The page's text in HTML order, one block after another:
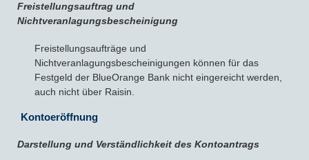
Freistellungsauftrag und
Nichtveranlagungsbescheinigung
Freistellungsaufträge und
Nichtveranlagungsbescheinigungen können für das
Festgeld der BlueOrange Bank nicht eingereicht werden,
auch nicht über Raisin.
Kontoeröffnung
Darstellung und Verständlichkeit des Kontoantrags